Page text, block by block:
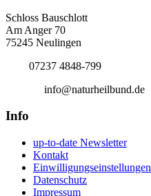
Schloss Bauschlott
Am Anger 70
75245 Neulingen
07237 4848-799
info@naturheilbund.de
Info
up-to-date Newsletter
Kontakt
Einwilligungseinstellungen
Datenschutz
Impressum